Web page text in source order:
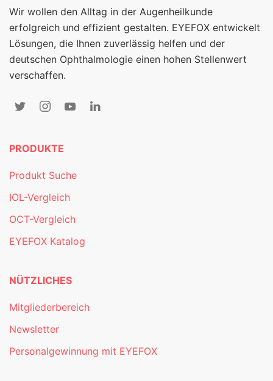
Wir wollen den Alltag in der Augenheilkunde
erfolgreich und effizient gestalten. EYEFOX entwickelt
Lösungen, die Ihnen zuverlässig helfen und der
deutschen Ophthalmologie einen hohen Stellenwert
verschaffen.
PRODUKTE
Produkt Suche
IOL-Vergleich
OCT-Vergleich
EYEFOX Katalog
NÜTZLICHES
Mitgliederbereich
Newsletter
Personalgewinnung mit EYEFOX